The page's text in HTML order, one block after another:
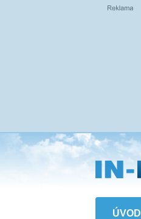
Přejít
na
hlavní
obsah
ÚVOD